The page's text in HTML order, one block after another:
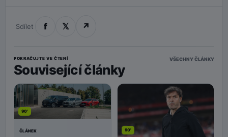
Sdílet f 𝕏 ↗
POKRAČUJTE VE ČTENÍ
Související články
VŠECHNY ČLÁNKY
90'
ČLÁNEK 90'